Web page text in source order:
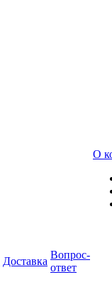
Доставка
Вопрос-
ответ
О